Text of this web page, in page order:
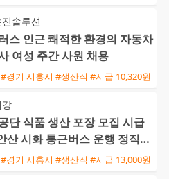
솔루션
스 인근 쾌적한 환경의 자동차
여성 주간 사원 채용
#경기 시흥시 #생산직 #시급 10,320원
단 식품 생산 포장 모집 시급
산 시화 통근버스 운행 정직원
#경기 시흥시 #생산직 #시급 13,000원